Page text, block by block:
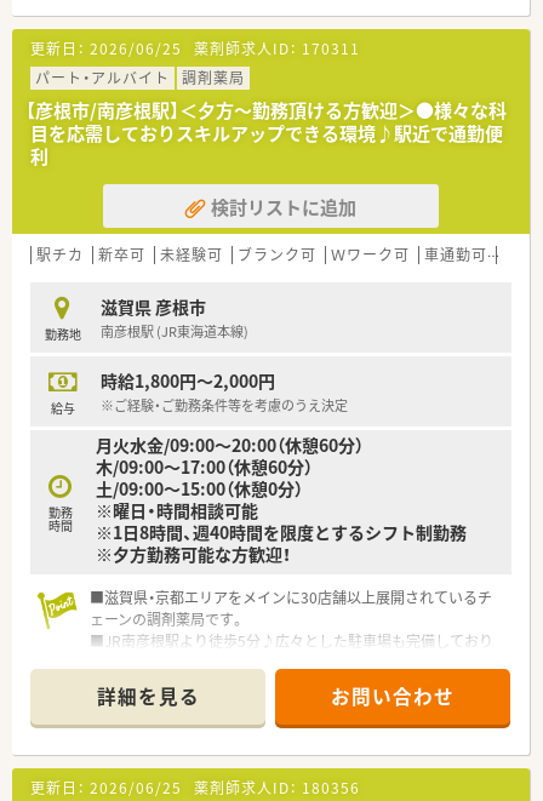
してご勤務されています
更新日： 2026/06/25 薬剤師求人ID： 170311
パート・アルバイト
調剤薬局
【彦根市/南彦根駅】＜夕方～勤務頂ける方歓迎＞●様々な科
目を応需しておりスキルアップできる環境♪駅近で通勤便
利
検討リストに追加
駅チカ 新卒可 未経験可 ブランク可 Ｗワーク可 車通勤可
勤務地
滋賀県 彦根市
南彦根駅 (JR東海道本線)
給与
時給1,800円～2,000円
※ご経験・ご勤務条件等を考慮のうえ決定
勤務
時間
月火水金/09:00～20:00（休憩60分）
木/09:00～17:00（休憩60分）
土/09:00～15:00（休憩0分）
※曜日・時間相談可能
※1日8時間、週40時間を限度とするシフト制勤務
※夕方勤務可能な方歓迎！
■滋賀県・京都エリアをメインに30店舗以上展開されているチ
ェーンの調剤薬局です。
■JR南彦根駅より徒歩5分♪広々とした駐車場も完備しており
■調剤室や休憩室も広く、過ごしやすい環境です。
■社会保険・OTCの割引など福利厚生も整っております。
■離職率は低く、様々な年代の方がご活躍頂いている会社です。
平均年齢は水準よりも少し高めです。
詳細を見る お問い合わせ
更新日： 2026/06/25 薬剤師求人ID： 180356